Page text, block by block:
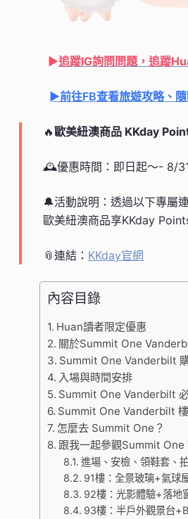
►追蹤IG詢問問題，追蹤
►前往FB查看旅遊攻略、
🔥歐美紐澳商品 KKday
🕰️優惠時間：即日起～- 8/
🔔活動說明：透過以下專屬
歐美紐澳商品享KKday
📎連結： KKday官網
內容目錄
Huan讀者限定優惠
關於Summit One
Summit One Vanderbilt
入場與時間安排
Summit One Vanderbilt
Summit One Vanderbilt
怎麼去 Summit One？
跟我一起參觀Summit One
進場、安檢、領鞋套、
91樓：全景玻璃+氣球
92樓：光影體驗+落地
93樓：半戶外觀景台